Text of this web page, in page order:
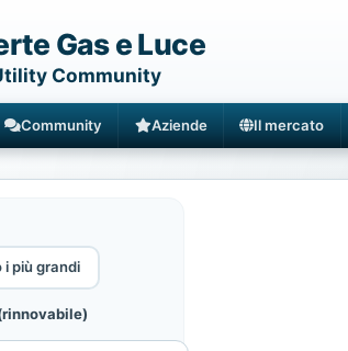
Gas e Luce
Community
Community Aziende Il mercato
i più grandi